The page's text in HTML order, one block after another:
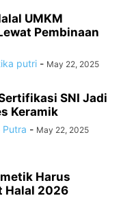
UMKM
Pembinaan
putri - May 22, 2025
SNI Jadi
Keramik
Putra - May 22, 2025
Harus
Halal 2026